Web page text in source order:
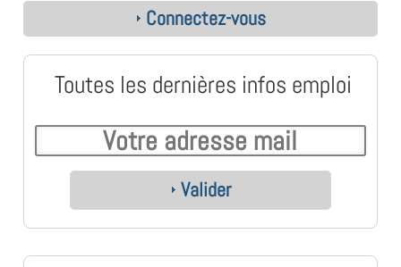
Connectez-vous
Toutes les dernières infos emploi
Valider